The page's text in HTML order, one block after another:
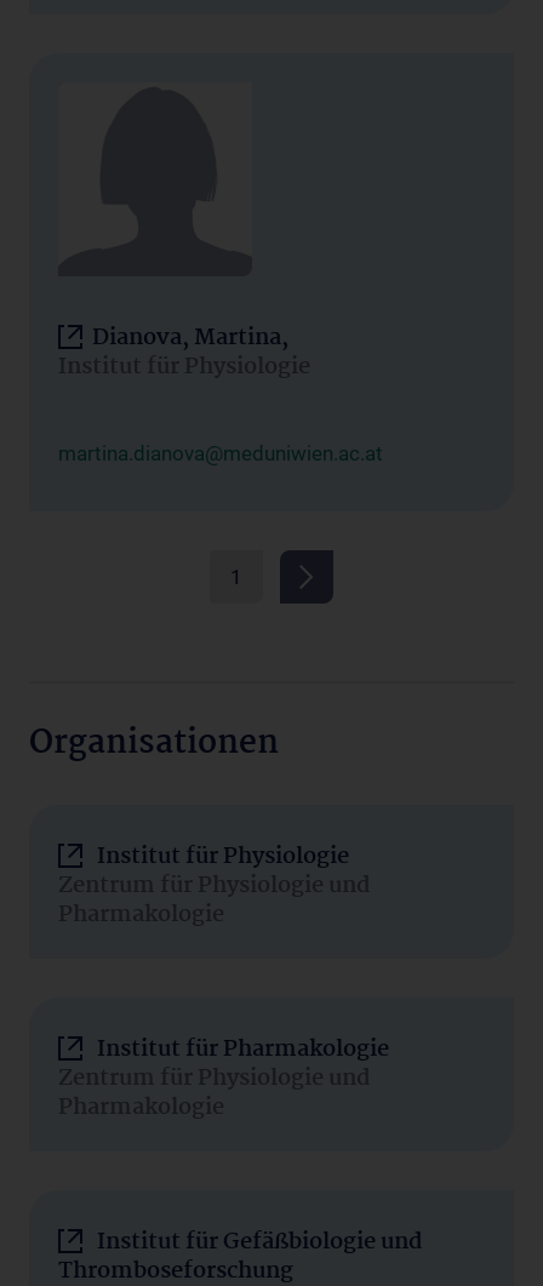
Dianova, Martina,
Institut für Physiologie
martina.dianova@meduniwien.ac.at
1
Organisationen
Institut für Physiologie
Zentrum für Physiologie und
Pharmakologie
Institut für Pharmakologie
Zentrum für Physiologie und
Pharmakologie
Institut für Gefäßbiologie und
Thromboseforschung